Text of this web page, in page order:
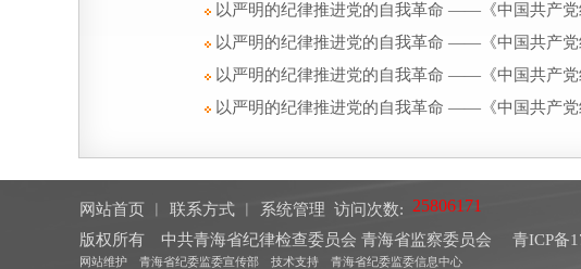
以严明的纪律推进党的自我革命 ——《中国共产
以严明的纪律推进党的自我革命 ——《中国共产
以严明的纪律推进党的自我革命 ——《中国共产
以严明的纪律推进党的自我革命 ——《中国共产
网站首页 联系方式 系统管理 访问次数:
版权所有 中共青海省纪律检查委员会 青海省监察委员会
青ICP备
网站维护 青海省纪委监委宣传部 技术支持 青海省纪委监委信息中心